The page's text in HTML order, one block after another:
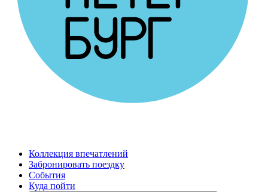
Коллекция впечатлений
Забронировать поездку
События
Куда пойти